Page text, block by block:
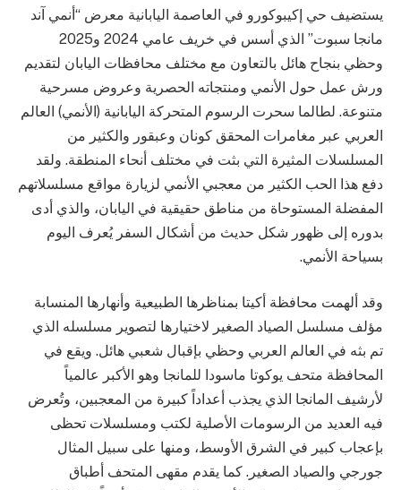
يستضيف حي إكيبوكورو في العاصمة اليابانية معرض “أنمي آند
مانجا سبوت” الذي أسس في خريف عامي 2024 و2025
وحظي بنجاح هائل بالتعاون مع مختلف محافظات اليابان لتقديم
ورش عمل حول الأنمي ومنتجاته الحصرية وعروض مسرحية
متنوعة. لطالما سحرت الرسوم المتحركة اليابانية (الأنمي) العالم
العربي عبر مغامرات المحقق كونان وعبقور والكثير من
المسلسلات المثيرة التي بثت في مختلف أنحاء المنطقة. ولقد
دفع هذا الحب الكثير من معجبي الأنمي لزيارة مواقع مسلسلاتهم
المفضلة المستوحاة من مناطق حقيقية في اليابان، والذي أدى
بدوره إلى ظهور شكل حديث من أشكال السفر يُعرف اليوم
بسياحة الأنمي.
وقد ألهمت محافظة أكيتا بمناظرها الطبيعية وأنهارها المنسابة
مؤلف مسلسل الصياد الصغير لاختيارها لتصوير مسلسله الذي
تم بثه في العالم العربي وحظي بإقبال شعبي هائل. ويقع في
المحافظة متحف يوكوتا ماسودا للمانجا وهو الأكبر عالمياً
لأرشيف المانجا الذي يجذب أعداداً كبيرة من المعجبين، وتُعرض
فيه العديد من الرسومات الأصلية لكتب ومسلسلات تحظى
بإعجاب كبير في الشرق الأوسط، ومنها على سبيل المثال
جورجي والصياد الصغير. كما يقدم مقهى المتحف أطباق